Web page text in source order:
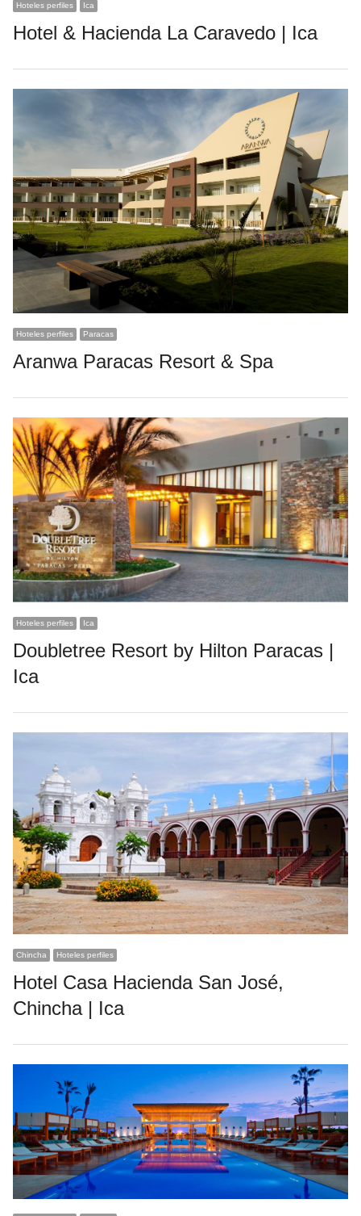
Hoteles perfiles Ica
Hotel & Hacienda La Caravedo | Ica
Hoteles perfiles Paracas
Aranwa Paracas Resort & Spa
Hoteles perfiles Ica
Doubletree Resort by Hilton Paracas |
Ica
Chincha Hoteles perfiles
Hotel Casa Hacienda San José,
Chincha | Ica